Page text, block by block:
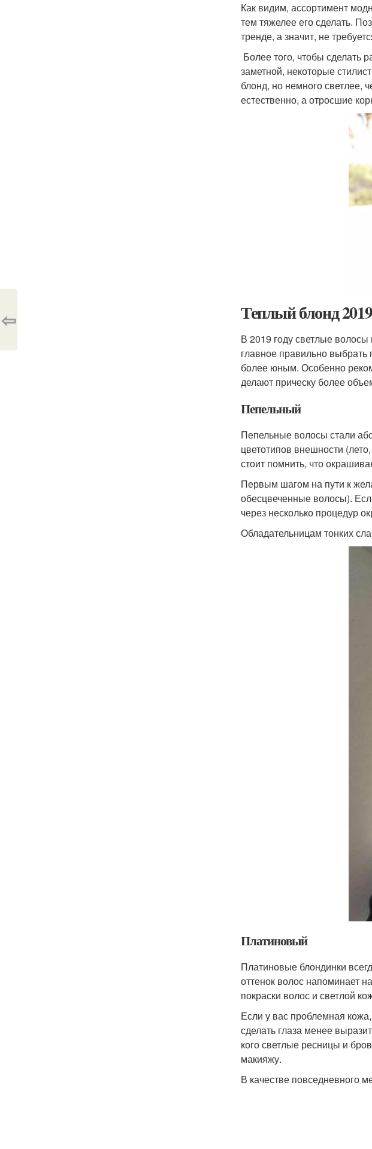
Как видим, ассортимент
тем тяжелее его сделать.
тренде, а значит, не
Более того, чтобы
заметной, некоторые
блонд, но немного светлее,
естественно, а отросшие
Теплый блонд
В 2019 году светлые
главное правильно
более юным. Особенно
делают прическу более
Пепельный
Пепельные волосы стали
цветотипов внешности
стоит помнить, что
Первым шагом на пути к
обесцвеченные волосы).
через несколько процедур
Обладательницам тонких
Платиновый
Платиновые блондинки
оттенок волос напоминает
покраски волос и светлой
Если у вас проблемная
сделать глаза менее
кого светлые ресницы и
макияжу.
В качестве повседневного
⇦